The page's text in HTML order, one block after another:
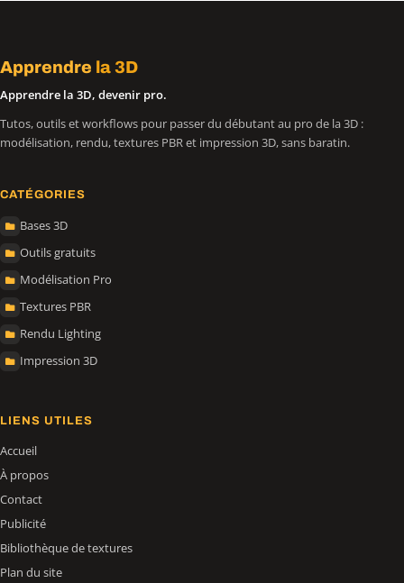
Apprendre la 3D
Apprendre la 3D, devenir pro.
Tutos, outils et workflows pour passer du débutant au pro de la 3D :
modélisation, rendu, textures PBR et impression 3D, sans baratin.
CATÉGORIES
Bases 3D
Outils gratuits
Modélisation Pro
Textures PBR
Rendu Lighting
Impression 3D
LIENS UTILES
Accueil
À propos
Contact
Publicité
Bibliothèque de textures
Plan du site